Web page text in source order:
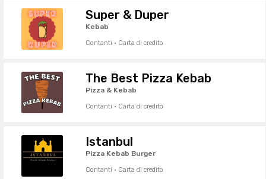
Super & Duper
Kebab
Contanti · Carta di credito
The Best Pizza Kebab
Pizza & Kebab
Contanti · Carta di credito
Istanbul
Pizza Kebab Burger
Contanti · Carta di credito